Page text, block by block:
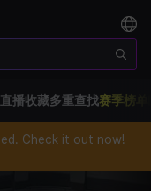
播收藏多重查找赛季榜单
Check it out now!